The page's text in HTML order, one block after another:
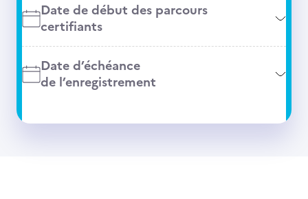
Date de début des parcours
certifiants
Date d’échéance
de l’enregistrement